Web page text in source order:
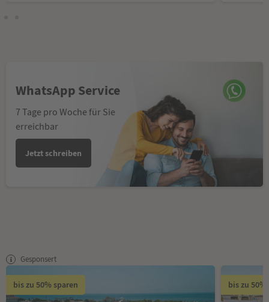
WhatsApp Service
7 Tage pro Woche für Sie
erreichbar
Jetzt schreiben
Gesponsert
bis zu 50% sparen bis zu